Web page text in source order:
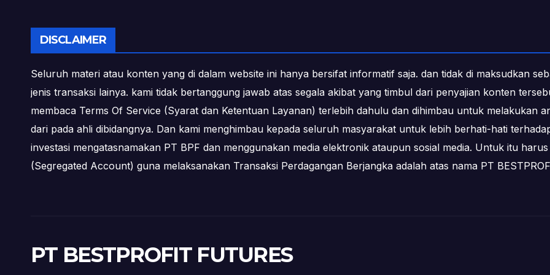
DISCLAIMER
Seluruh materi atau konten yang di dalam website ini hanya bersifat informatif saja. dan tidak di maksudkan
jenis transaksi lainya. kami tidak bertanggung jawab atas segala akibat yang timbul dari penyajian konten
membaca Terms Of Service (Syarat dan Ketentuan Layanan) terlebih dahulu dan dihimbau untuk melakukan
dari pada ahli dibidangnya. Dan kami menghimbau kepada seluruh masyarakat untuk lebih berhati-hati
investasi mengatasnamakan PT BPF dan menggunakan media elektronik ataupun sosial media. Untuk itu
(Segregated Account) guna melaksanakan Transaksi Perdagangan Berjangka adalah atas nama PT
PT BESTPROFIT FUTURES